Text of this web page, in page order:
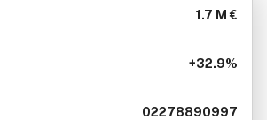
1.7 M €
+32.9%
02278890997